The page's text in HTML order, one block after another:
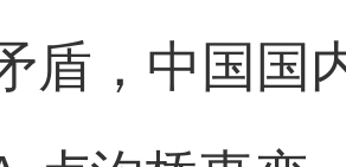
盾，中国国